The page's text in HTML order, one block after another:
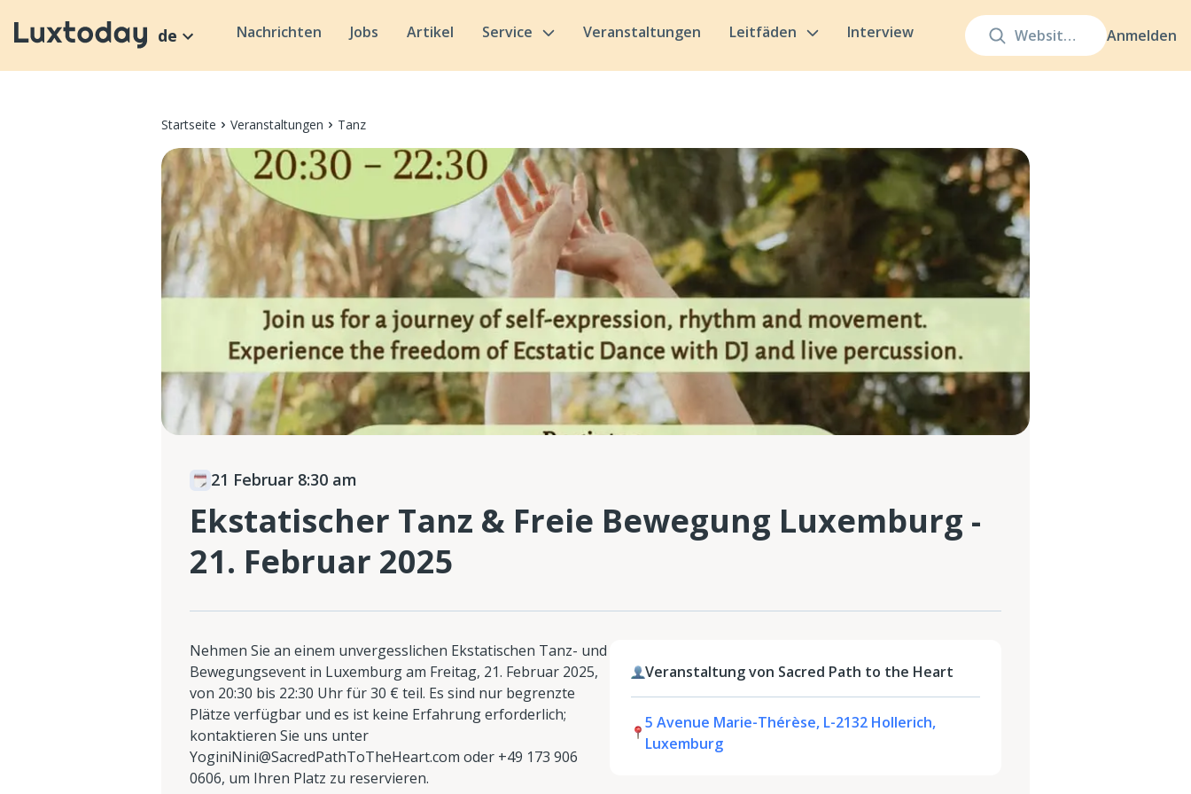
Anmelden
de Nachrichten Jobs Artikel Service Veranstaltungen Leitfäden Interview
Startseite Veranstaltungen Tanz
21 Februar 8:30 am
Ekstatischer Tanz & Freie Bewegung Luxemburg -
21. Februar 2025
Nehmen Sie an einem unvergesslichen Ekstatischen Tanz- und
Bewegungsevent in Luxemburg am Freitag, 21. Februar 2025,
von 20:30 bis 22:30 Uhr für 30 € teil. Es sind nur begrenzte
Plätze verfügbar und es ist keine Erfahrung erforderlich;
kontaktieren Sie uns unter
YoginiNini@SacredPathToTheHeart.com oder +49 173 906
0606, um Ihren Platz zu reservieren.
Veranstaltung von Sacred Path to the Heart
5 Avenue Marie-Thérèse, L-2132 Hollerich,
Luxemburg